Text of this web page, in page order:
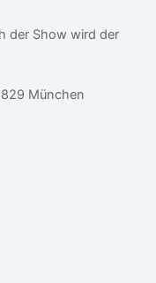
der Show wird der
München